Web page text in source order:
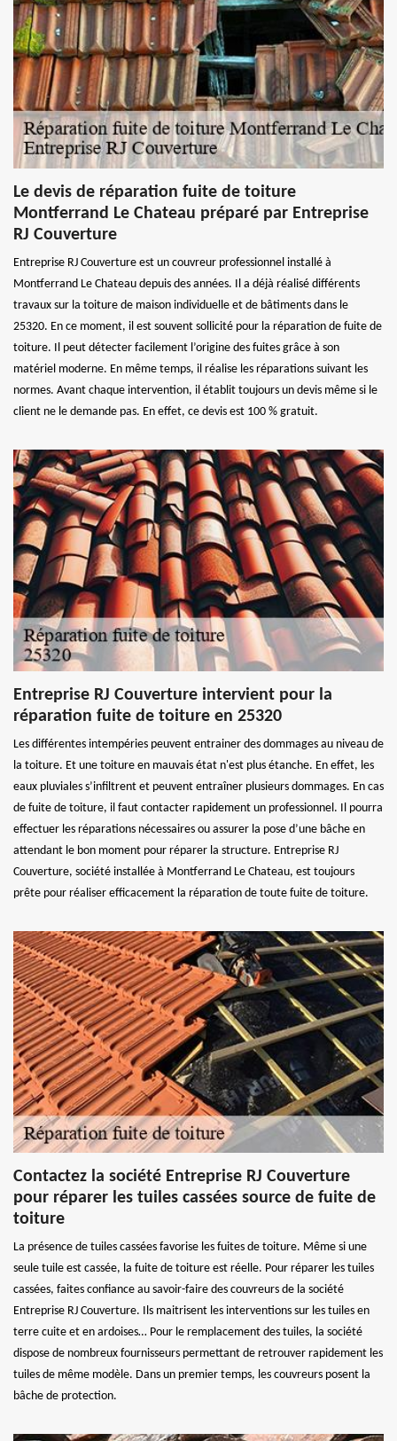
Le devis de réparation fuite de toiture
Montferrand Le Chateau préparé par Entreprise
RJ Couverture
Entreprise RJ Couverture est un couvreur professionnel installé à
Montferrand Le Chateau depuis des années. Il a déjà réalisé différents
travaux sur la toiture de maison individuelle et de bâtiments dans le
25320. En ce moment, il est souvent sollicité pour la réparation de fuite de
toiture. Il peut détecter facilement l’origine des fuites grâce à son
matériel moderne. En même temps, il réalise les réparations suivant les
normes. Avant chaque intervention, il établit toujours un devis même si le
client ne le demande pas. En effet, ce devis est 100 % gratuit.
Entreprise RJ Couverture intervient pour la
réparation fuite de toiture en 25320
Les différentes intempéries peuvent entrainer des dommages au niveau de
la toiture. Et une toiture en mauvais état n'est plus étanche. En effet, les
eaux pluviales s’infiltrent et peuvent entraîner plusieurs dommages. En cas
de fuite de toiture, il faut contacter rapidement un professionnel. Il pourra
effectuer les réparations nécessaires ou assurer la pose d’une bâche en
attendant le bon moment pour réparer la structure. Entreprise RJ
Couverture, société installée à Montferrand Le Chateau, est toujours
prête pour réaliser efficacement la réparation de toute fuite de toiture.
Contactez la société Entreprise RJ Couverture
pour réparer les tuiles cassées source de fuite de
toiture
La présence de tuiles cassées favorise les fuites de toiture. Même si une
seule tuile est cassée, la fuite de toiture est réelle. Pour réparer les tuiles
cassées, faites confiance au savoir-faire des couvreurs de la société
Entreprise RJ Couverture. Ils maitrisent les interventions sur les tuiles en
terre cuite et en ardoises… Pour le remplacement des tuiles, la société
dispose de nombreux fournisseurs permettant de retrouver rapidement les
tuiles de même modèle. Dans un premier temps, les couvreurs posent la
bâche de protection.